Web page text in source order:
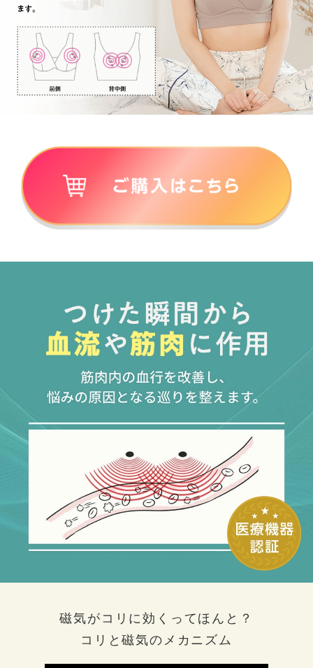
磁気がコリに効くってほんと？
コリと磁気のメカニズム